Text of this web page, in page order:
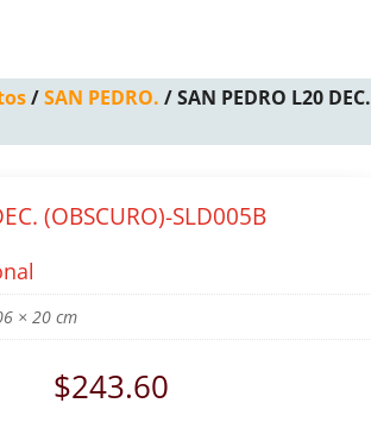
/SAN PEDRO. / SAN PEDRO L20 DEC.
(OBSCURO)-SLD005B
× 20 cm
$243.60